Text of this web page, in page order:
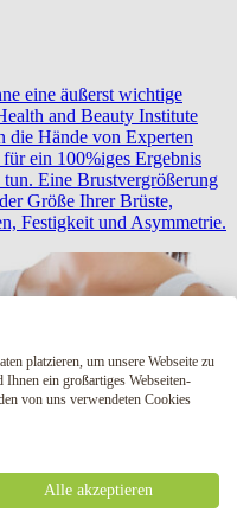
eine äußerst wichtige
and Beauty Institute
die Hände von Experten
ein 100%iges Ergebnis
Eine Brustvergrößerung
Größe Ihrer Brüste,
Festigkeit und Asymmetrie.
platzieren, um unsere Webseite zu
Ihnen ein großartiges Webseiten-
von uns verwendeten Cookies
Alle akzeptieren